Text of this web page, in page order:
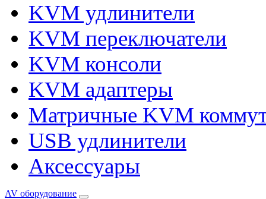
KVM удлинители
KVM переключатели
KVM консоли
KVM адаптеры
Матричные KVM
USB удлинители
Аксессуары
AV оборудование